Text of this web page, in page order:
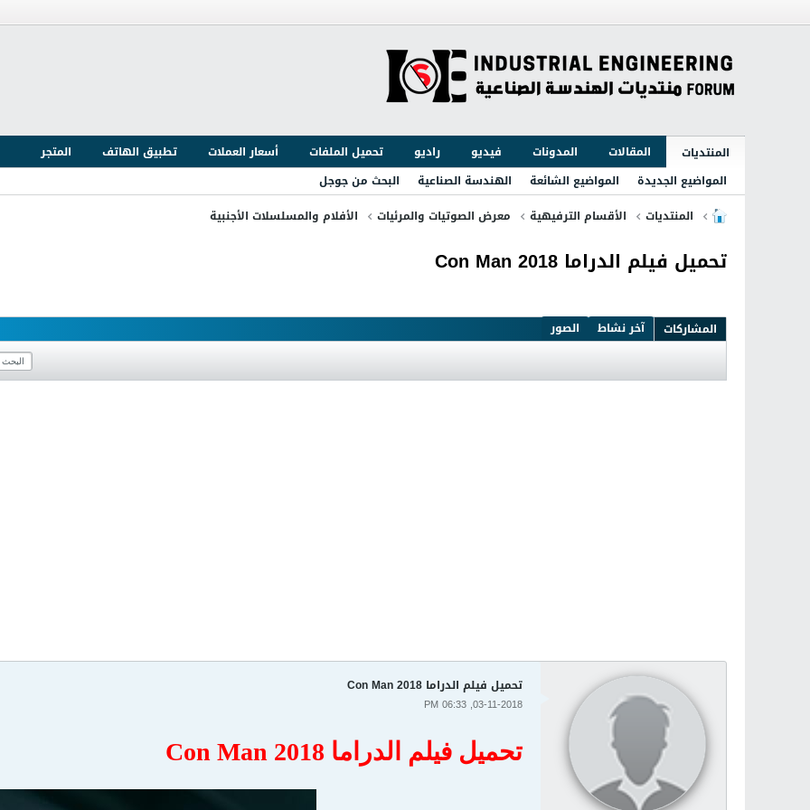
المنتديات المقالات المدونات فيديو راديو تحميل الملفات أسعار العملات تطبيق الهاتف
المتجر
المواضيع الجديدة
المواضيع الشائعة الهندسة الصناعية
البحث من جوجل
المنتديات
الأقسام الترفيهية معرض الصوتيات والمرئيات الأفلام والمسلسلات الأجنبية
تحميل فيلم الدراما Con Man 2018
المشاركات آخر نشاط الصور
تحميل فيلم الدراما Con Man 2018
03-11-2018, 06:33 PM
تحميل فيلم الدراما Con Man 2018